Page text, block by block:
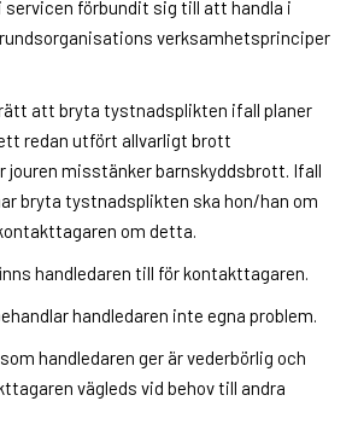
servicen förbundit sig till att handla i
verksamhetsprinciper
att bryta tystnadsplikten ifall planer
redan utfört allvarligt brott
jouren misstänker barnskyddsbrott. Ifall
bryta tystnadsplikten ska hon/han om
om detta.
handledaren till för kontakttagaren.
handledaren inte egna problem.
handledaren ger är vederbörlig och
vägleds vid behov till andra